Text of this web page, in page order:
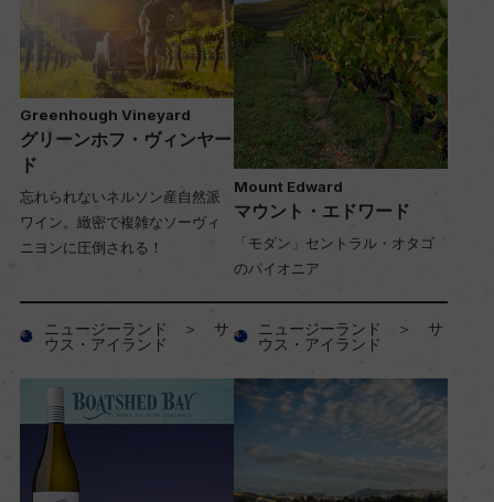
Greenhough Vineyard
グリーンホフ・ヴィンヤー
ド
忘れられないネルソン産自然派
ワイン。緻密で複雑なソーヴィ
ニヨンに圧倒される！
Mount Edward
マウント・エドワード
「モダン」セントラル・オタゴ
のパイオニア
ニュージーランド ＞ サ
ウス・アイランド
ニュージーランド ＞ サ
ウス・アイランド